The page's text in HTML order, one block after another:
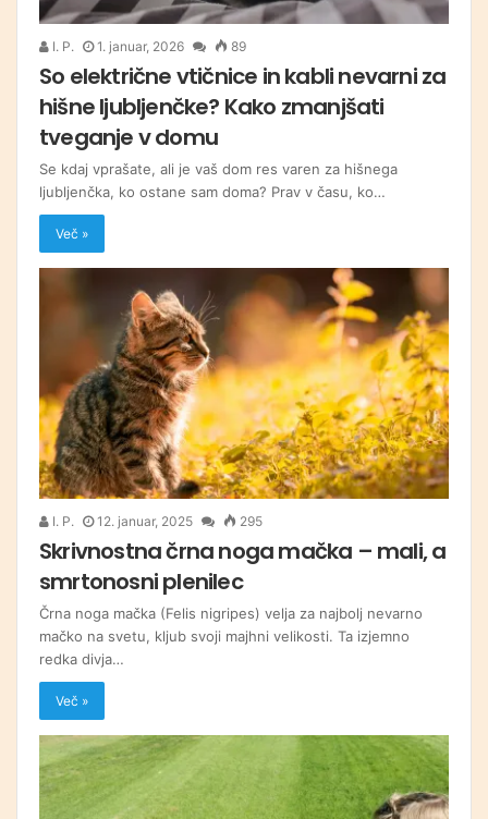
I. P. 1. januar, 2026 89
So električne vtičnice in kabli nevarni za
hišne ljubljenčke? Kako zmanjšati
tveganje v domu
Se kdaj vprašate, ali je vaš dom res varen za hišnega
ljubljenčka, ko ostane sam doma? Prav v času, ko…
Več »
I. P. 12. januar, 2025 295
Skrivnostna črna noga mačka – mali, a
smrtonosni plenilec
Črna noga mačka (Felis nigripes) velja za najbolj nevarno
mačko na svetu, kljub svoji majhni velikosti. Ta izjemno
redka divja…
Več »